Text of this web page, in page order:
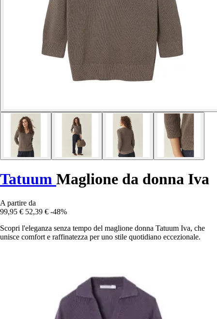
Tatuum Maglione da donna Iva
A partire da
99,95 € 52,39 € -48%
Scopri l'eleganza senza tempo del maglione donna Tatuum Iva, che
unisce comfort e raffinatezza per uno stile quotidiano eccezionale.